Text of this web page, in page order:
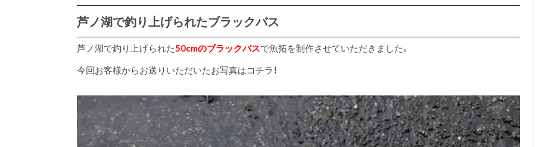
芦ノ湖で釣り上げられたブラックバス
芦ノ湖で釣り上げられた50cmのブラックバスで魚拓を制作させていただきました。
今回お客様からお送りいただいたお写真はコチラ！